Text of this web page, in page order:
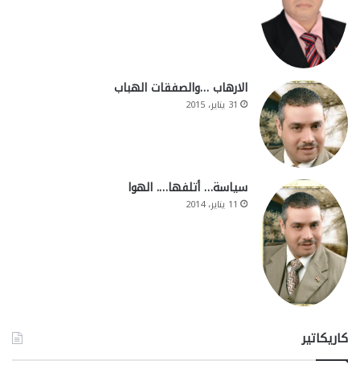
الارهاب …والصفقات الهباب
31 يناير، 2015
سياسة… أتلفها…. الهوا
11 يناير، 2014
كاريكاتير